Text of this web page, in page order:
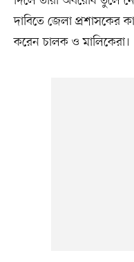
দাবিতে জেলা প্রশাসকের
করেন চালক ও মালিকেরা।